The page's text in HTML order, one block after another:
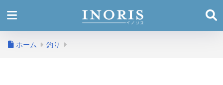
ホーム 釣り